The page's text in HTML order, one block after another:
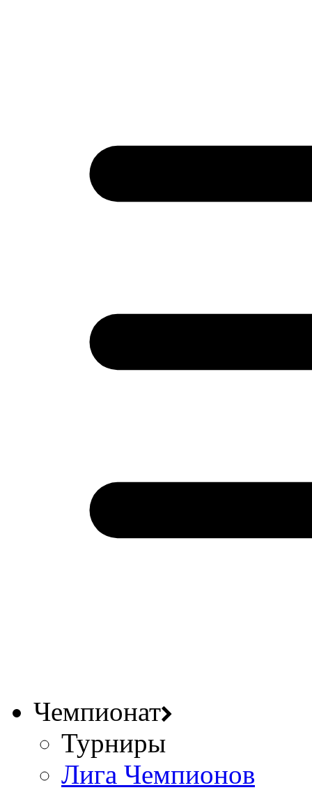
Чемпионат
Турниры
Лига Чемпионов